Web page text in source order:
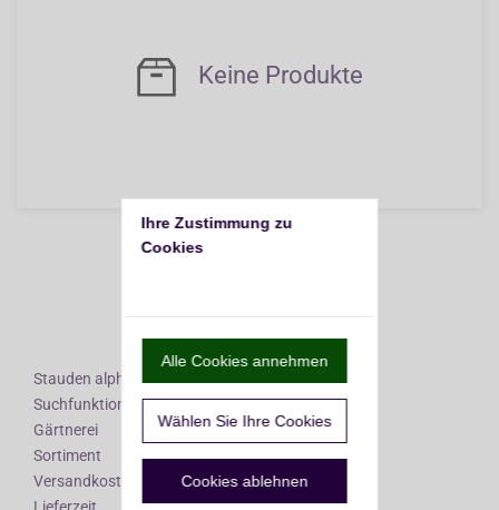
Keine Produkte
Stauden alphabetisch
Suchfunktionen
Gärtnerei
Sortiment
Versandkosten
Ihre Zustimmung zu
Cookies
Alle Cookies annehmen
Wählen Sie Ihre Cookies
Cookies ablehnen